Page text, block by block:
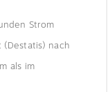
Strom
nach
als im